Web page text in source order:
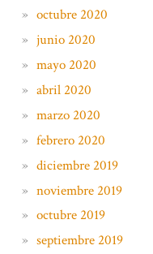
octubre 2020
junio 2020
mayo 2020
abril 2020
marzo 2020
febrero 2020
diciembre 2019
noviembre 2019
octubre 2019
septiembre 2019